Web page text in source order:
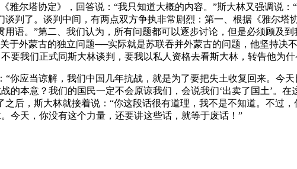
雅尔塔协定》，回答说：“我只知道大概的内容。”斯大林又强调说
判了。谈判中间，有两点双方争执非常剧烈：第一、根据《雅尔塔
语。”第二、我们认为，所有问题都可以逐步讨论，但是必须顾及
于外蒙古的独立问题──实际就是苏联吞并外蒙古的问题，他坚持决
我们正式同斯大林谈判，要我以私人资格去看斯大林，转告他为什
“你应当谅解，我们中国几年抗战，就是为了要把失土收复回来。今
本意？我们的国民一定不会原谅我们，会说我们‘出卖了国土’。在
后，斯大林就接着说：“你这段话很有道理，我不是不知道。不过
今天，你没有这个力量，还要讲这些话，就等于废话！”